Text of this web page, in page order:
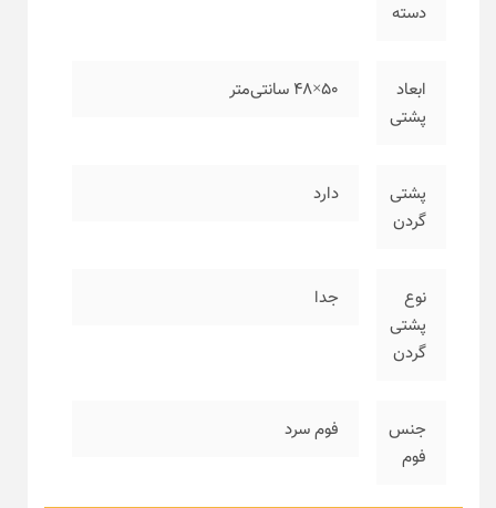
دسته
ابعاد
پشتی
۵۰×۴۸ سانتی‌متر
پشتی
گردن
دارد
نوع
پشتی
گردن
جدا
جنس
فوم
فوم سرد